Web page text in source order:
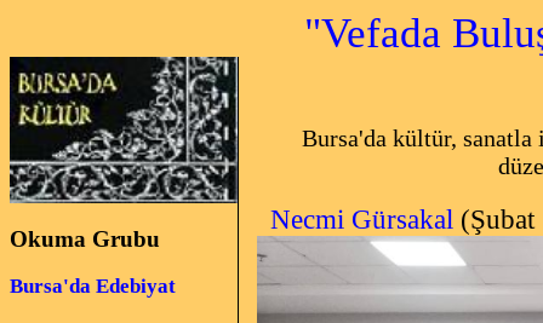
"Vefada
Okuma Grubu
Bursa'da Edebiyat
Bursa'da kültür, sanatla
Necmi Gürsakal